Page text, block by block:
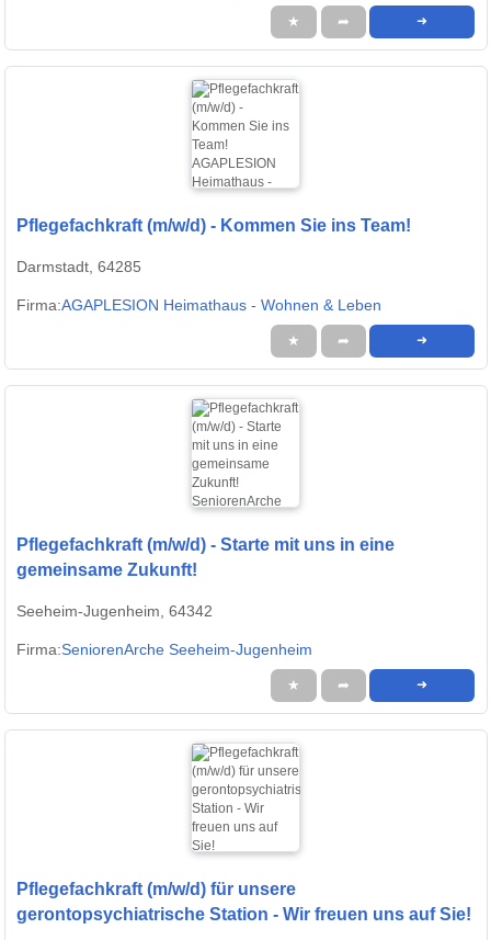
★ ➦ ➜
Pflegefachkraft (m/w/d) - Kommen Sie ins Team!
Darmstadt, 64285
Firma:AGAPLESION Heimathaus - Wohnen & Leben
★ ➦ ➜
Pflegefachkraft (m/w/d) - Starte mit uns in eine
gemeinsame Zukunft!
Seeheim-Jugenheim, 64342
Firma:SeniorenArche Seeheim-Jugenheim
★ ➦ ➜
Pflegefachkraft (m/w/d) für unsere
gerontopsychiatrische Station - Wir freuen uns auf Sie!